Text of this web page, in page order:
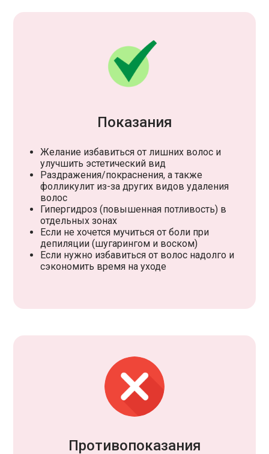
Показания
Желание избавиться от лишних волос и
улучшить эстетический вид
Раздражения/покраснения, а также
фолликулит из-за других видов удаления
волос
Гипергидроз (повышенная потливость) в
отдельных зонах
Если не хочется мучиться от боли при
депиляции (шугарингом и воском)
Если нужно избавиться от волос надолго и
сэкономить время на уходе
Противопоказания